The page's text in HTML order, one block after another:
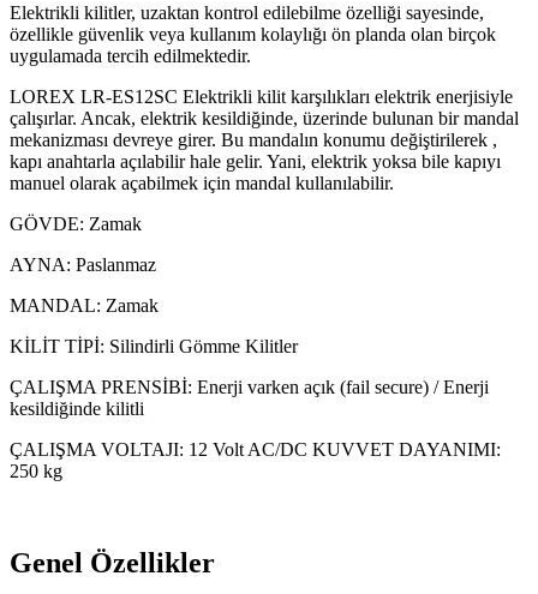
Elektrikli kilitler, uzaktan kontrol edilebilme özelliği sayesinde,
özellikle güvenlik veya kullanım kolaylığı ön planda olan birçok
uygulamada tercih edilmektedir.
LOREX LR-ES12SC Elektrikli kilit karşılıkları elektrik enerjisiyle
çalışırlar. Ancak, elektrik kesildiğinde, üzerinde bulunan bir mandal
mekanizması devreye girer. Bu mandalın konumu değiştirilerek ,
kapı anahtarla açılabilir hale gelir. Yani, elektrik yoksa bile kapıyı
manuel olarak açabilmek için mandal kullanılabilir.
GÖVDE: Zamak
AYNA: Paslanmaz
MANDAL: Zamak
KİLİT TİPİ: Silindirli Gömme Kilitler
ÇALIŞMA PRENSİBİ: Enerji varken açık (fail secure) / Enerji
kesildiğinde kilitli
ÇALIŞMA VOLTAJI: 12 Volt AC/DC KUVVET DAYANIMI:
250 kg
Genel Özellikler